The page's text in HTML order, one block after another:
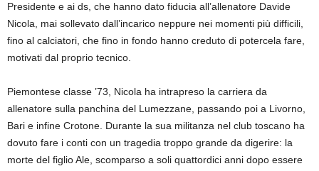
Presidente e ai ds, che hanno dato fiducia all’allenatore Davide
Nicola, mai sollevato dall’incarico neppure nei momenti più difficili,
fino al calciatori, che fino in fondo hanno creduto di potercela fare,
motivati dal proprio tecnico.
Piemontese classe ’73, Nicola ha intrapreso la carriera da
allenatore sulla panchina del Lumezzane, passando poi a Livorno,
Bari e infine Crotone. Durante la sua militanza nel club toscano ha
dovuto fare i conti con un tragedia troppo grande da digerire: la
morte del figlio Ale, scomparso a soli quattordici anni dopo essere